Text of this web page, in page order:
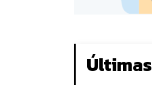
Últimas